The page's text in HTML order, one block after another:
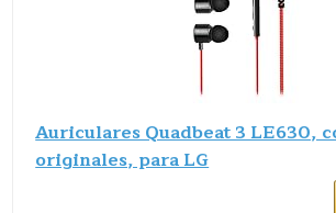
Auriculares Quadbeat 3 LE630,
originales, para LG